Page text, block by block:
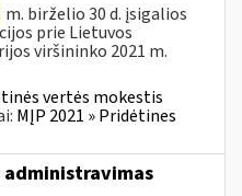
m. birželio 30 d. įsigalios
prie Lietuvos
viršininko 2021 m.
vertės mokestis
MĮP 2021 » Pridėtines
administravimas